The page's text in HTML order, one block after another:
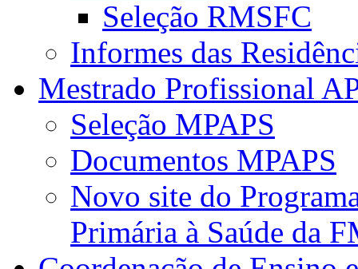
Seleção RMSFC
Informes das
Mestrado Profissional
Seleção MPAPS
Documentos MPAPS
Novo site do
Primária à Saúde da